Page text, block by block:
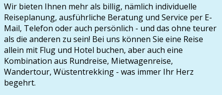
Wir bieten Ihnen mehr als billig, nämlich individuelle
Reiseplanung, ausführliche Beratung und Service per E-
Mail, Telefon oder auch persönlich - und das ohne teurer
als die anderen zu sein! Bei uns können Sie eine Reise
allein mit Flug und Hotel buchen, aber auch eine
Kombination aus Rundreise, Mietwagenreise,
Wandertour, Wüstentrekking - was immer Ihr Herz
begehrt.